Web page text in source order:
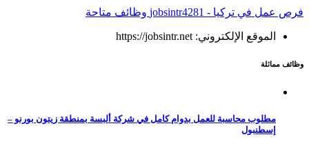
فرص عمل في تركيا - jobsintr 4281 وظائف متاحة
الموقع الإلكتروني: https://jobsintr.net
وظائف مماثلة
مطلوب محاسبة للعمل بدوام كامل في شركة ألبسة بمنطقة زيتون بورنو –
إسطنبول